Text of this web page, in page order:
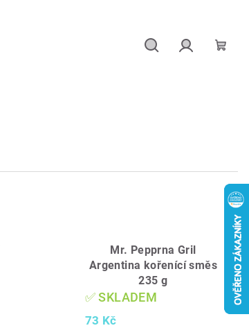
Mr. Pepprna Gril
Argentina kořenící směs
235 g
✅ SKLADEM
73 Kč